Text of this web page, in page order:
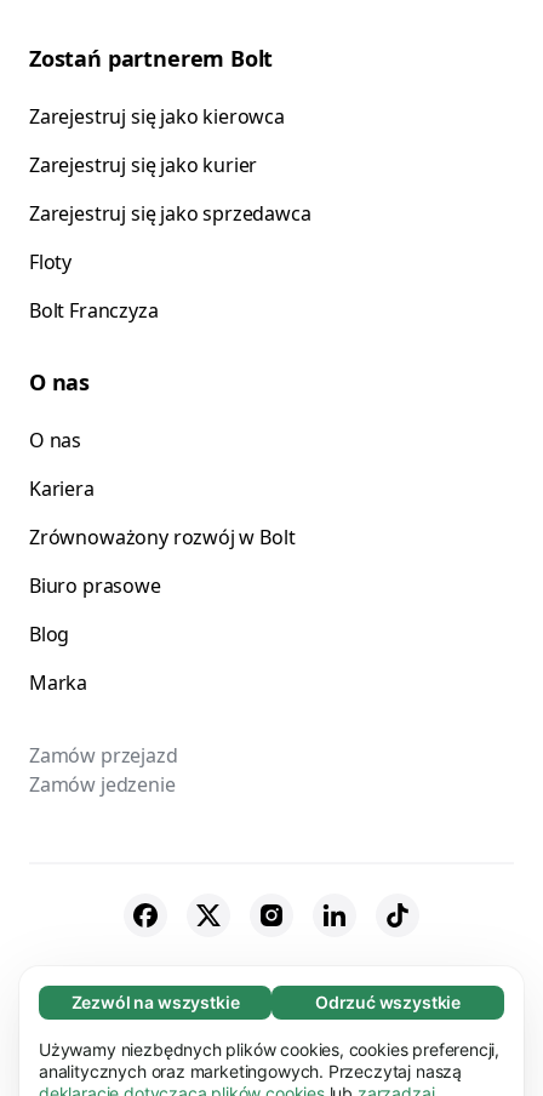
Konieczne (65)
Konieczne pliki cookie pomagają usprawnić
działanie naszej strony internetowej i jej
Dowiedz się więcej
Zezwól na wszystkie Odrzuć wszystkie
Używamy niezbędnych plików cookies, cookies preferencji,
analitycznych oraz marketingowych. Przeczytaj naszą
Zostań partnerem Bolt
Zarejestruj się jako kierowca
Zarejestruj się jako kurier
Zarejestruj się jako sprzedawca
Floty
Bolt Franczyza
O nas
O nas
Kariera
Zrównoważony rozwój w Bolt
Biuro prasowe
Blog
Marka
Zamów przejazd
Zamów jedzenie
© 2026 Bolt Technology OÜ
Dostawcy Ogólne Warunki
Prywatność